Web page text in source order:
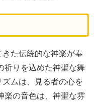
た伝統的な神楽が奉
祈りを込めた神聖な舞
ムは、見る者の心を
楽の音色は、神聖な雰